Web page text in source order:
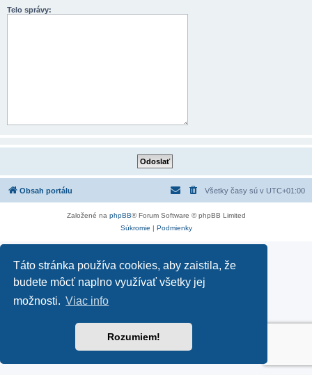
Táto stránka používa cookies, aby zaistila, že
budete môcť naplno využívať všetky jej
možnosti. Viac info
Rozumiem!
Telo správy:
Obsah portálu Všetky časy sú v UTC+01:00
Založené na phpBB® Forum Software © phpBB Limited
Súkromie | Podmienky